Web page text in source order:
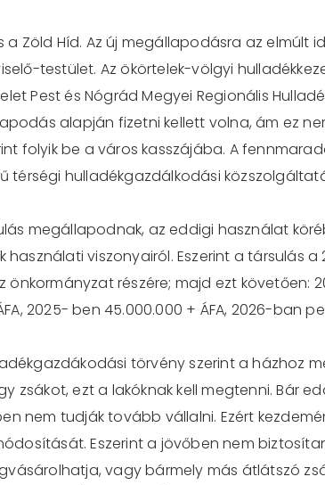
Zöld Híd. Az új megállapodásra az elmúlt
testület. Az ökörtelek-völgyi
Pest és Nógrád Megyei Regionális
alapján fizetni kellett volna, ám ez
folyik be a város kasszájába. A
térségi hulladékgazdálkodási
megállapodnak, az eddigi használat
viszonyairól. Eszerint a társulás a
önkormányzat részére; majd ezt követően:
2025- ben 45.000.000 + ÁFA, 2026-ban
törvény szerint a házhoz
ezt a lakóknak kell megtenni. Bár
nem tudják tovább vállalni. Ezért
Eszerint a jövőben nem
vagy bármely más átlátszó